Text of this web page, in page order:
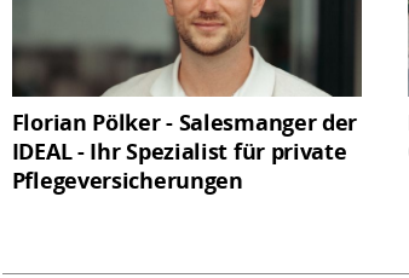
Florian Pölker - Salesmanger der
IDEAL - Ihr Spezialist für private
Pflegeversicherungen